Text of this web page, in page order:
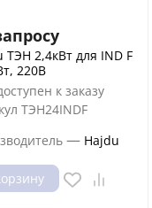
ТЭН 2,4кВт для IND F
220B
к заказу
ТЭН24INDF
— Hajdu